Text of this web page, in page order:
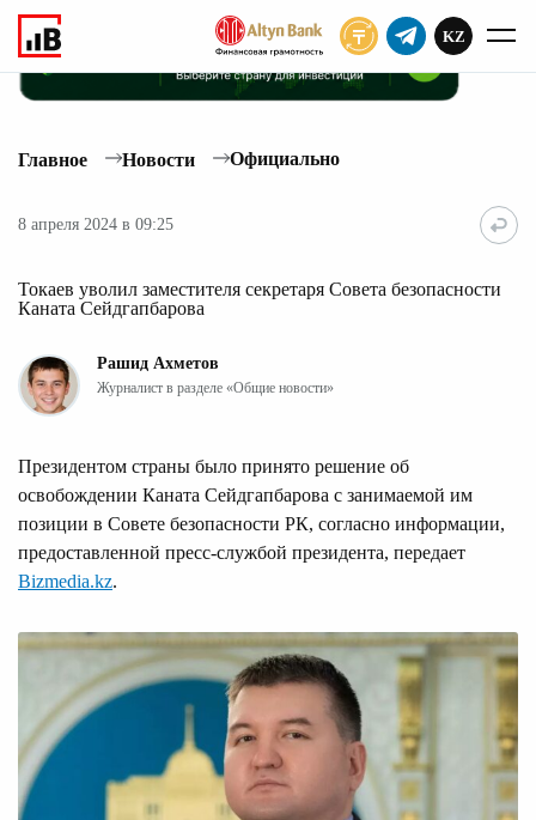
KZ
Главное Новости Официально
8 апреля 2024 в 09:25
Токаев уволил заместителя секретаря Совета безопасности
Каната Сейдгапбарова
Рашид Ахметов
Журналист в разделе «Общие новости»
Президентом страны было принято решение об
освобождении Каната Сейдгапбарова с занимаемой им
позиции в Совете безопасности РК, согласно информации,
предоставленной пресс-службой президента, передает
Bizmedia.kz.